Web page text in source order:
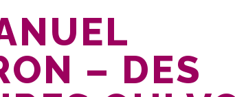
– DES